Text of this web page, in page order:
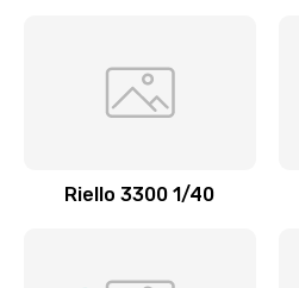
Riello 3300 1/40